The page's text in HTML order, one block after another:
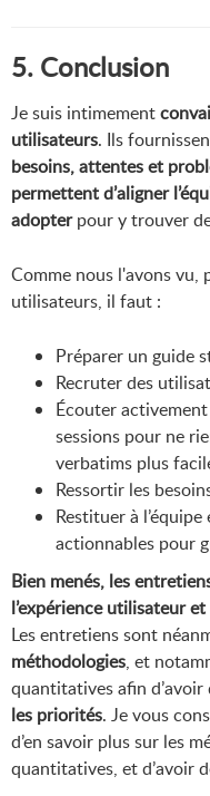
5. Conclusion
Je suis intimement
utilisateurs. Ils
besoins, attentes et
permettent d’aligner
adopterpour y trouver
Comme nous l'avons vu,
utilisateurs, il faut :
Préparer un guide
Recruter des
Écouter
sessions pour ne
verbatims plus
Ressortir les
Restituer à
actionnables pour
Bien menés, les
l’expérience utilisateur
Les entretiens sont
méthodologies, et
quantitatives afin d’avoir
les priorités. Je vous
d’en savoir plus sur les
quantitatives, et d’avoir